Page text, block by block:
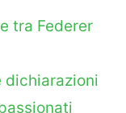
tra Federer
dichiarazioni